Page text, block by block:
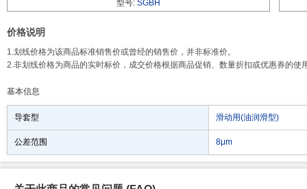
型号: SGBH
价格说明
1.划线价格为该商品标准销售价或曾经的销售价，并非标准价。
2.非划线价格为商品的实时标价，成交价格根据商品促销、数量折扣或优惠券的
基本信息
导套型 滑动用(油润滑型)
公差范围 8μm